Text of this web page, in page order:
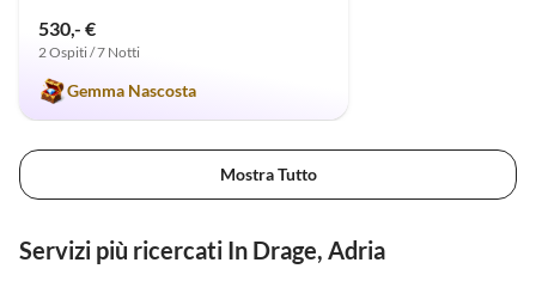
530,- €
2 Ospiti / 7 Notti
Gemma Nascosta
Mostra Tutto
Servizi più ricercati In Drage, Adria